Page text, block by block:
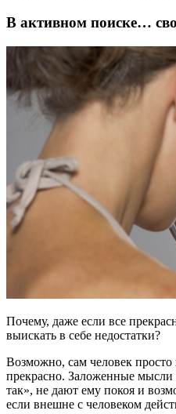
В активном поиске…
Почему, даже если все
выискать в себе недостатки?
Возможно, сам человек просто
прекрасно. Заложенные мысли
так», не дают ему покоя и
если внешне с человеком